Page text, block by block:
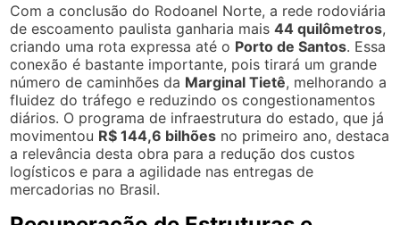
Com a conclusão do Rodoanel Norte, a rede rodoviária
de escoamento paulista ganharia mais44 quilômetros,
criando uma rota expressa até o Porto de Santos. Essa
conexão é bastante importante, pois tirará um grande
número de caminhões da Marginal Tietê, melhorando a
fluidez do tráfego e reduzindo os congestionamentos
diários. O programa de infraestrutura do estado, que já
movimentou R$ 144,6 bilhões no primeiro ano, destaca
a relevância desta obra para a redução dos custos
logísticos e para a agilidade nas entregas de
mercadorias no Brasil.